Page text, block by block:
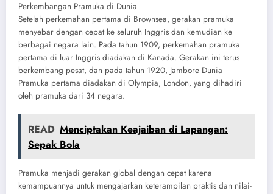
Perkembangan Pramuka di Dunia
Setelah perkemahan pertama di Brownsea, gerakan pramuka
menyebar dengan cepat ke seluruh Inggris dan kemudian ke
berbagai negara lain. Pada tahun 1909, perkemahan pramuka
pertama di luar Inggris diadakan di Kanada. Gerakan ini terus
berkembang pesat, dan pada tahun 1920, Jambore Dunia
Pramuka pertama diadakan di Olympia, London, yang dihadiri
oleh pramuka dari 34 negara.
READ Menciptakan Keajaiban di Lapangan:
Sepak Bola
Pramuka menjadi gerakan global dengan cepat karena
kemampuannya untuk mengajarkan keterampilan praktis dan nilai-